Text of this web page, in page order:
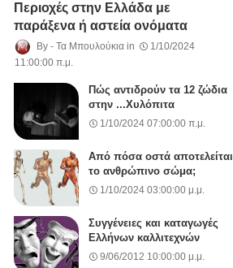
Περιοχές στην Ελλάδα με
παράξενα ή αστεία ονόματα
Τα Μπουλούκια
1/10/2024
11:00:00 π.μ.
Πώς αντιδρούν τα 12 ζώδια
στην ...Χυλόπιτα
1/10/2024 07:00:00 π.μ.
Από πόσα οστά αποτελείται
το ανθρώπινο σώμα;
1/10/2024 03:00:00 μ.μ.
Συγγένειες και καταγωγές
Ελλήνων καλλιτεχνών
9/06/2012 10:00:00 μ.μ.